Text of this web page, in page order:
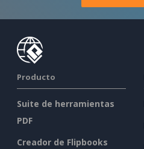
Producto
Suite de herramientas
PDF
Creador de Flipbooks